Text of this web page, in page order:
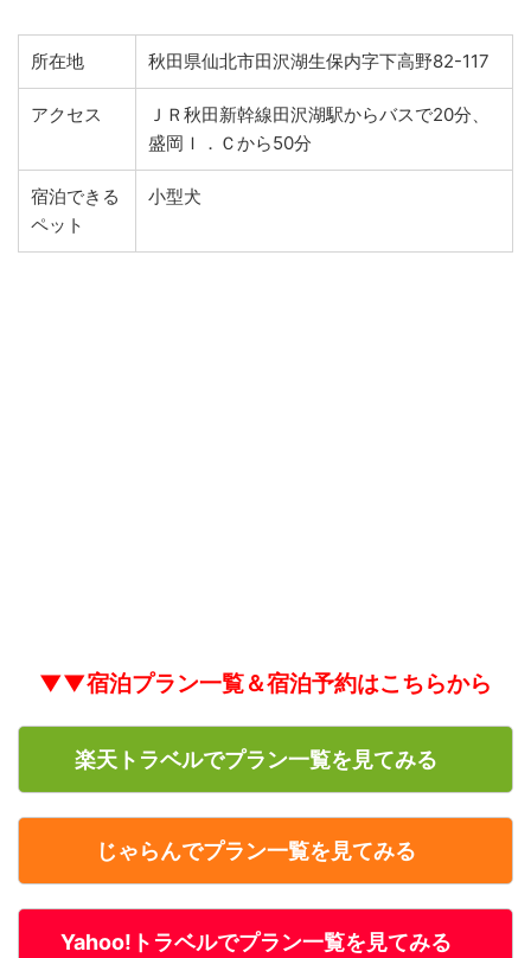
所在地 秋田県仙北市田沢湖生保内字下高野82-117
アクセス
ＪＲ秋田新幹線田沢湖駅からバスで20分、
盛岡Ｉ．Ｃから50分
宿泊できる
ペット
小型犬
▼▼宿泊プラン一覧＆宿泊予約はこちらから
楽天トラベルでプラン一覧を見てみる
じゃらんでプラン一覧を見てみる
Yahoo!トラベルでプラン一覧を見てみる